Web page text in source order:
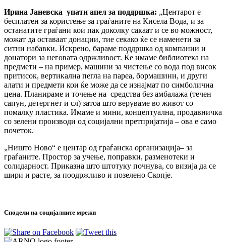
Ирина Јаневска упати апел за поддршка: „Центарот е
бесплатен за користење за граѓаните на Кисела Вода, и за
останатите граѓани кои пак доколку сакаат и се во можност,
можат да оставаат донации, тие секако ќе се наменети за
ситни набавки. Искрено, бараме поддршка од компании и
донатори за неговата одржливост. Ќе имаме библиотека на
предмети – на пример, машини за чистење со вода под висок
притисок, вертикална пегла на пареа, бормашини, и други
алати и предмети кои ќе може да се изнајмат по симболична
цена. Планираме и точење на средства без амбалажа (течен
сапун, детергнет и сл) затоа што веруваме во живот со
помалку пластика. Имаме и мини, концептуална, продавничка
со зелени производи од социјални претпријатија – ова е само
почеток.
„Ништо Ново“ е центар од граѓанска организација– за
граѓаните. Простор за учење, поправки, разменотеки и
солидарност. Приказна што штотуку почнува, со визија да се
шири и расте, за поодржливо и позелено Скопје.
Сподели на социјалните мрежи